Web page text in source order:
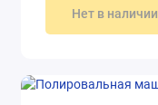
Нет в наличии